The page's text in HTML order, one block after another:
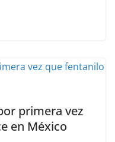
primera vez
en México